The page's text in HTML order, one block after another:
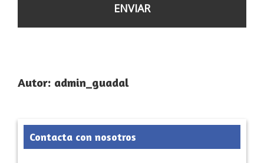
Autor: admin_guadal
Primary
Sidebar
Contacta con nosotros